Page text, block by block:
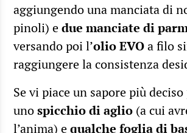
aggiungendo una manciata di
pinoli) edue manciate di
versando poi l’olio EVOa filo
raggiungere la consistenza
Se vi piace un sapore più
unospicchio di aglio (a cui
l’anima) equalche foglia di